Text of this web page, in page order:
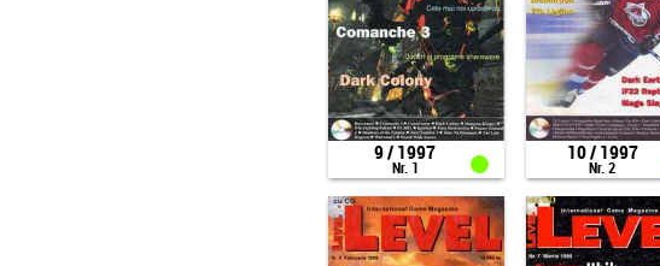
9 / 1997
Nr. 1
10 / 1997
Nr. 2